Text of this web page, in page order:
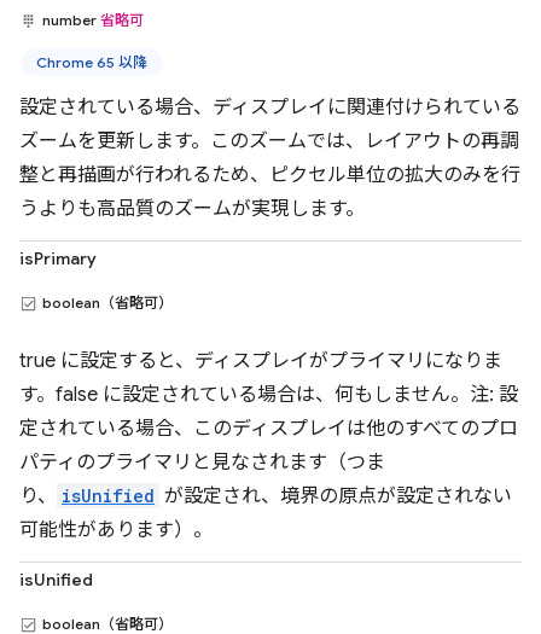
number 省略可
Chrome 65 以降
設定されている場合、ディスプレイに関連付けられている
ズームを更新します。このズームでは、レイアウトの再調
整と再描画が行われるため、ピクセル単位の拡大のみを行
うよりも高品質のズームが実現します。
isPrimary
boolean（省略可）
true に設定すると、ディスプレイがプライマリになりま
す。false に設定されている場合は、何もしません。注: 設
定されている場合、このディスプレイは他のすべてのプロ
パティのプライマリと見なされます（つま
り、
isUnified が設定され、境界の原点が設定されない
可能性があります）。
isUnified
boolean（省略可）